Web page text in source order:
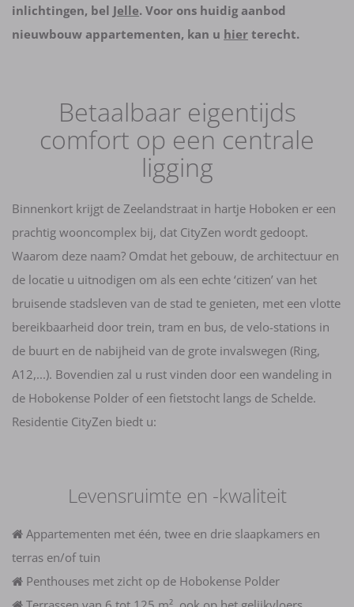
inlichtingen, bel Jelle. Voor ons huidig aanbod
nieuwbouw appartementen, kan u hier terecht.
Betaalbaar eigentijds
comfort op een centrale
ligging
Binnenkort krijgt de Zeelandstraat in hartje Hoboken er een
prachtig wooncomplex bij, dat CityZen wordt gedoopt.
Waarom deze naam? Omdat het gebouw, de architectuur en
de locatie u uitnodigen om als een echte ‘citizen’ van het
bruisende stadsleven van de stad te genieten, met een vlotte
bereikbaarheid door trein, tram en bus, de velo-stations in
de buurt en de nabijheid van de grote invalswegen (Ring,
A12,...). Bovendien zal u rust vinden door een wandeling in
de Hobokense Polder of een fietstocht langs de Schelde.
Residentie CityZen biedt u:
Levensruimte en -kwaliteit
Appartementen met één, twee en drie slaapkamers en
terras en/of tuin
Penthouses met zicht op de Hobokense Polder